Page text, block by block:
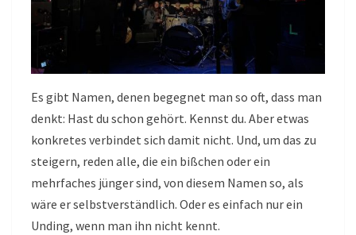
Es gibt Namen, denen begegnet man so oft, dass man
denkt: Hast du schon gehört. Kennst du. Aber etwas
konkretes verbindet sich damit nicht. Und, um das zu
steigern, reden alle, die ein bißchen oder ein
mehrfaches jünger sind, von diesem Namen so, als
wäre er selbstverständlich. Oder es einfach nur ein
Unding, wenn man ihn nicht kennt.